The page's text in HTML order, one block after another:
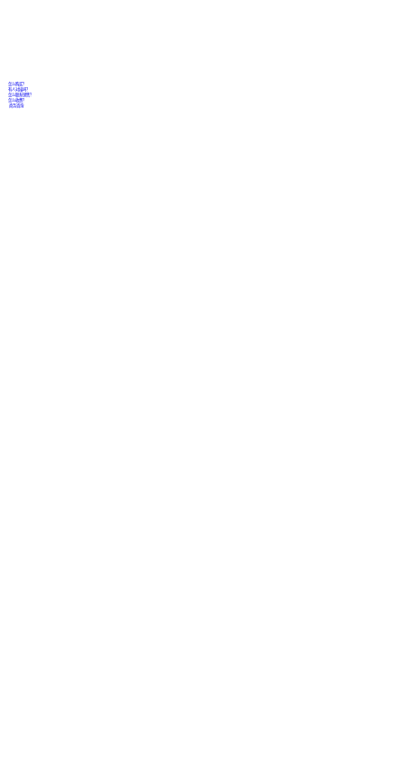
怎么购买？
有人对接吗？
怎么联系销售？
怎么收费？
商务咨询